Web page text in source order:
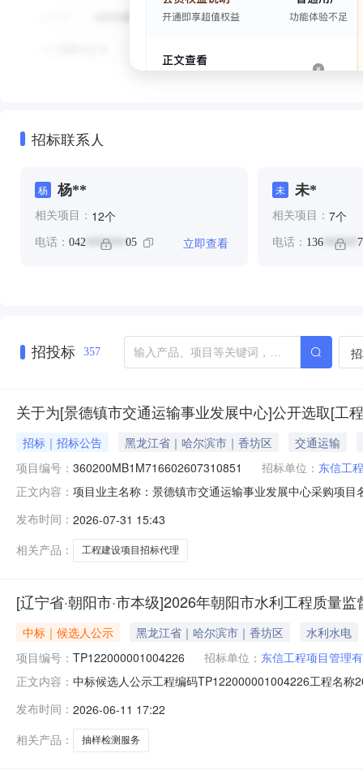
招标联系人
杨 杨**
相关项目： 12个
电话： 042 ******* 05 立即查看
未 未*
相关项目： 7个
电话： 136******
招投标 357
关于为[景德镇市交通运输事业发展中心]公开选取[工
招标｜招标公告 黑龙江省｜哈尔滨市｜香坊区
交通运输
项目编号： 360200MB1M716602607310851 招标单位： 东信工
正文内容： 项目业主名称：景德镇市交通运输事业发展中心采购项
协〔2015〕9号）文规定收取服务内容：工程建设项目
方式：邀请直选+
发布时间： 2026-07-31 15:43
相关产品：
工程建设项目招标代理
[辽宁省·朝阳市·市本级]2026年朝阳市水利工程质量
中标｜候选人公示 黑龙江省｜哈尔滨市｜香坊区
水利水电
项目编号： TP122000001004226 招标单位： 东信工程项目管理
正文内容： 中标候选人公示工程编码TP122000001004226工程名
市辖区建设地点朝阳市中标候选人情况排序单位名称投
发布时间： 2026-06-11 17:22
相关产品：
抽样检测服务